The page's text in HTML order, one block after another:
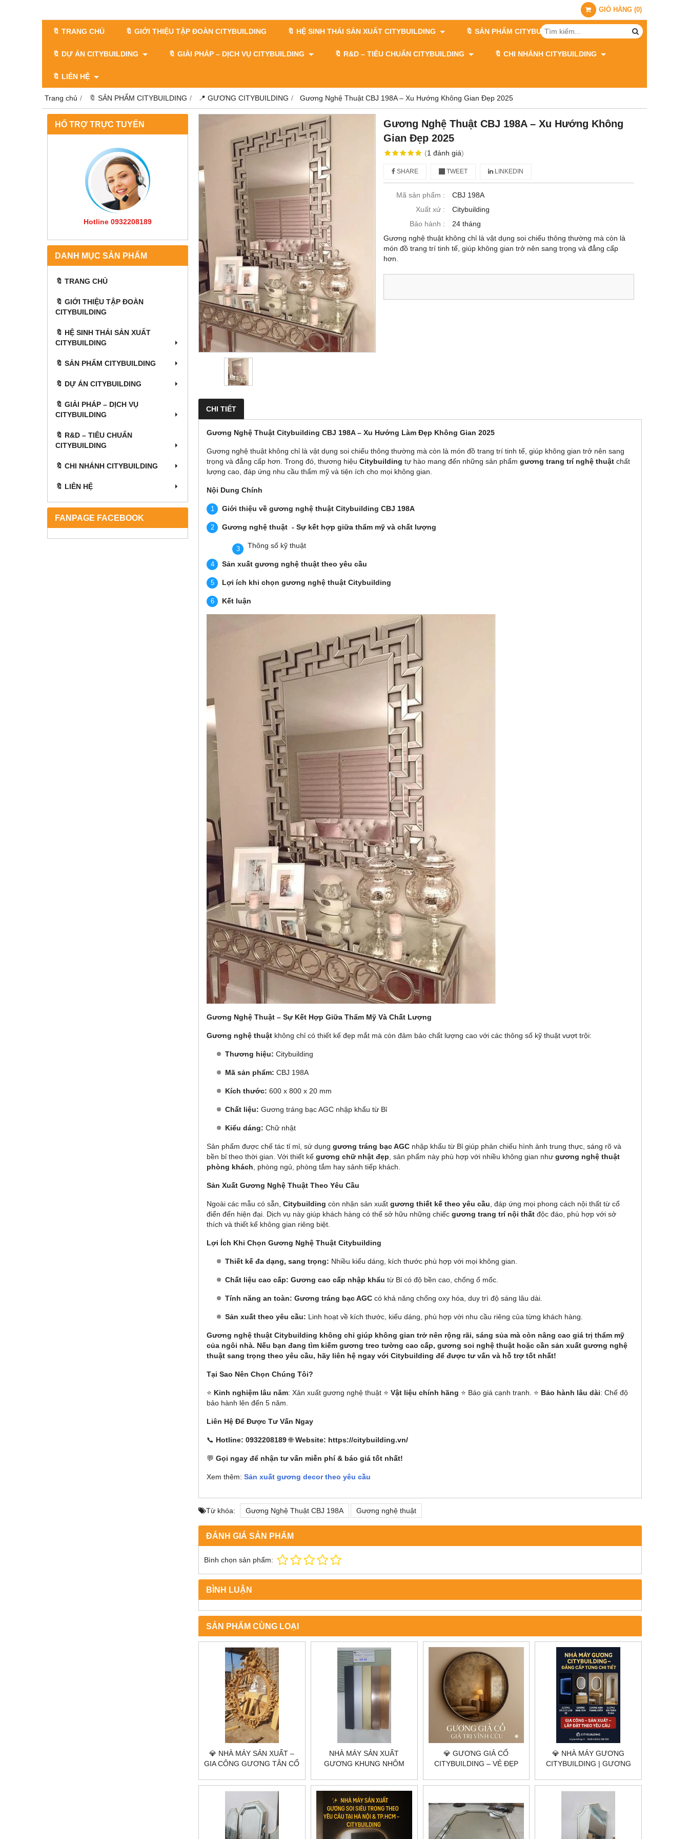
GIỎ HÀNG (0)
🔖 TRANG CHỦ 🔖 GIỚI THIỆU TẬP ĐOÀN CITYBUILDING 🔖 HỆ SINH THÁI SẢN XUẤT CITYBUILDING 🔖 SẢN PHẨM CITYBUILDING
🔖 DỰ ÁN CITYBUILDING 🔖 GIẢI PHÁP – DỊCH VỤ CITYBUILDING 🔖​​​​​​​ R&D – TIÊU CHUẨN CITYBUILDING 🔖 CHI NHÁNH CITYBUILDING
🔖 LIÊN HỆ
Trang chủ 🔖 SẢN PHẨM CITYBUILDING 📍 GƯƠNG CITYBUILDING Gương Nghệ Thuật CBJ 198A – Xu Hướng Không Gian Đẹp 2025​​​​​​​
HỔ TRỢ TRỰC TUYẾN
Hotline 0932208189
DANH MỤC SẢN PHẨM
🔖 TRANG CHỦ
🔖 GIỚI THIỆU TẬP ĐOÀN
CITYBUILDING
🔖 HỆ SINH THÁI SẢN XUẤT
CITYBUILDING
🔖 SẢN PHẨM CITYBUILDING
🔖 DỰ ÁN CITYBUILDING
🔖 GIẢI PHÁP – DỊCH VỤ
CITYBUILDING
🔖​​​​​​​ R&D – TIÊU CHUẨN
CITYBUILDING
🔖 CHI NHÁNH CITYBUILDING
🔖 LIÊN HỆ
FANPAGE FACEBOOK
Gương Nghệ Thuật CBJ 198A – Xu Hướng Không
Gian Đẹp 2025​​​​​​​
(1 đánh giá)
SHARE TWEET LINKEDIN
Mã sản phẩm :
CBJ 198A
Xuất xứ :
Citybuilding
Bảo hành :
24 tháng
Gương nghệ thuật không chỉ là vật dụng soi chiếu thông thường mà còn là
món đồ trang trí tinh tế, giúp không gian trở nên sang trọng và đẳng cấp
hơn.
CHI TIẾT
Gương Nghệ Thuật Citybuilding CBJ 198A – Xu Hướng Làm Đẹp Không Gian 2025
Gương nghệ thuật không chỉ là vật dụng soi chiếu thông thường mà còn là món đồ trang trí tinh tế, giúp không gian trở nên sang
trọng và đẳng cấp hơn. Trong đó, thương hiệu Citybuilding tự hào mang đến những sản phẩm gương trang trí nghệ thuật chất
lượng cao, đáp ứng nhu cầu thẩm mỹ và tiện ích cho mọi không gian.
Nội Dung Chính
Giới thiệu về gương nghệ thuật Citybuilding CBJ 198A
Gương nghệ thuật - Sự kết hợp giữa thẩm mỹ và chất lượng
Thông số kỹ thuật
Sản xuất gương nghệ thuật theo yêu cầu
Lợi ích khi chọn gương nghệ thuật Citybuilding
Kết luận
Gương Nghệ Thuật – Sự Kết Hợp Giữa Thẩm Mỹ Và Chất Lượng
Gương nghệ thuật không chỉ có thiết kế đẹp mắt mà còn đảm bảo chất lượng cao với các thông số kỹ thuật vượt trội:
Thương hiệu: Citybuilding
Mã sản phẩm: CBJ 198A
Kích thước: 600 x 800 x 20 mm
Chất liệu: Gương tráng bạc AGC nhập khẩu từ Bỉ
Kiểu dáng: Chữ nhật
Sản phẩm được chế tác tỉ mỉ, sử dụng gương tráng bạc AGC nhập khẩu từ Bỉ giúp phản chiếu hình ảnh trung thực, sáng rõ và
bền bỉ theo thời gian. Với thiết kế gương chữ nhật đẹp, sản phẩm này phù hợp với nhiều không gian như gương nghệ thuật
phòng khách, phòng ngủ, phòng tắm hay sảnh tiếp khách.
Sản Xuất Gương Nghệ Thuật Theo Yêu Cầu
Ngoài các mẫu có sẵn, Citybuilding còn nhận sản xuất gương thiết kế theo yêu cầu, đáp ứng mọi phong cách nội thất từ cổ
điển đến hiện đại. Dịch vụ này giúp khách hàng có thể sở hữu những chiếc gương trang trí nội thất độc đáo, phù hợp với sở
thích và thiết kế không gian riêng biệt.
Lợi Ích Khi Chọn Gương Nghệ Thuật Citybuilding
Thiết kế đa dạng, sang trọng: Nhiều kiểu dáng, kích thước phù hợp với mọi không gian.
Chất liệu cao cấp: Gương cao cấp nhập khẩu từ Bỉ có độ bền cao, chống ố mốc.
Tính năng an toàn: Gương tráng bạc AGC có khả năng chống oxy hóa, duy trì độ sáng lâu dài.
Sản xuất theo yêu cầu: Linh hoạt về kích thước, kiểu dáng, phù hợp với nhu cầu riêng của từng khách hàng.
Gương nghệ thuật Citybuilding không chỉ giúp không gian trở nên rộng rãi, sáng sủa mà còn nâng cao giá trị thẩm mỹ
của ngôi nhà. Nếu bạn đang tìm kiếm gương treo tường cao cấp, gương soi nghệ thuật hoặc cần sản xuất gương nghệ
thuật sang trọng theo yêu cầu, hãy liên hệ ngay với Citybuilding để được tư vấn và hỗ trợ tốt nhất!
Tại Sao Nên Chọn Chúng Tôi?
⭐ Kinh nghiệm lâu năm: Xản xuất gương nghệ thuật ⭐ Vật liệu chính hãng ⭐ Báo giá cạnh tranh. ⭐ Bảo hành lâu dài: Chế độ
bảo hành lên đến 5 năm.
Liên Hệ Để Được Tư Vấn Ngay
📞 Hotline: 0932208189🌐Website: https://citybuilding.vn/
💬 Gọi ngay để nhận tư vấn miễn phí & báo giá tốt nhất!
Xem thêm: Sản xuất gương decor theo yêu cầu
Từ khóa: Gương Nghệ Thuật CBJ 198A Gương nghệ thuật
ĐÁNH GIÁ SẢN PHẨM
Bình chọn sản phẩm:
BÌNH LUẬN
SẢN PHẨM CÙNG LOẠI
💎 NHÀ MÁY SẢN XUẤT –
GIA CÔNG GƯƠNG TÂN CỔ
HÀ NỘI & TP.HCM |
NHÀ MÁY SẢN XUẤT
GƯƠNG KHUNG NHÔM
TP.HCM – CITYBUILDING
💎 GƯƠNG GIẢ CỔ
CITYBUILDING – VẺ ĐẸP
KHÔNG GIAN HIỆN ĐẠI
💎 NHÀ MÁY GƯƠNG
CITYBUILDING | GƯƠNG
TẮM – GƯƠNG TRANG
THÂN